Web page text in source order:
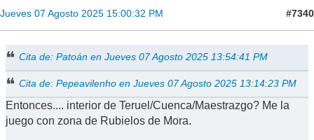
Jueves 07 Agosto 2025 15:00:32 PM #7340
Cita de: Patoán en Jueves 07 Agosto 2025 13:54:41 PM
Cita de: Pepeavilenho en Jueves 07 Agosto 2025 13:14:23 PM
Entonces.... interior de Teruel/Cuenca/Maestrazgo? Me la
juego con zona de Rubielos de Mora.